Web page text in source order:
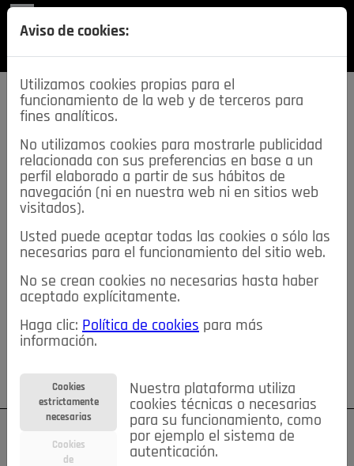
SECCIONES
descarga esta
REVISTA
≡NOTICIAS
NOTICIAS SERVICIOS DE INTERÉS
TABLÓN DE ANUNCIOS MIS ANUNCIOS CONTACTO
NOSOTROS
Su cuenta Regístrese ¿Olvidó su contraseña?
Aviso de cookies:
Utilizamos cookies propias para el
funcionamiento de la web y de terceros para
fines analíticos.
No utilizamos cookies para mostrarle publicidad
relacionada con sus preferencias en base a un
perfil elaborado a partir de sus hábitos de
navegación (ni en nuestra web ni en sitios web
visitados).
Usted puede aceptar todas las cookies o sólo las
necesarias para el funcionamiento del sitio web.
No se crean cookies no necesarias hasta haber
aceptado explícitamente.
Haga clic: Política de cookies para más
información.
Cookies
estrictamente
necesarias
Cookies
de
Nuestra plataforma utiliza
cookies técnicas o necesarias
para su funcionamiento, como
por ejemplo el sistema de
autenticación.